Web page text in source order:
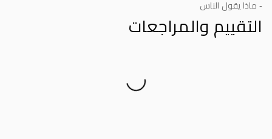
- ماذا يقول الناس
التقييم والمراجعات